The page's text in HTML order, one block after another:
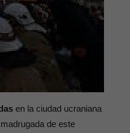
en la ciudad ucraniana
de este